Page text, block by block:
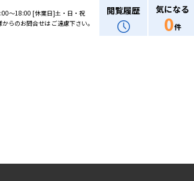
〜18:00 [休業日]土・日・祝
らのお問合せは ご遠慮下さい。
閲覧履歴 気になる
0件